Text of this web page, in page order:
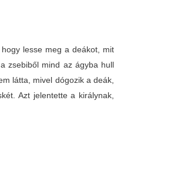
lesse meg a deákot, mit
zsebiből mind az ágyba hull
látta, mivel dógozik a deák,
Azt jelentette a királynak,